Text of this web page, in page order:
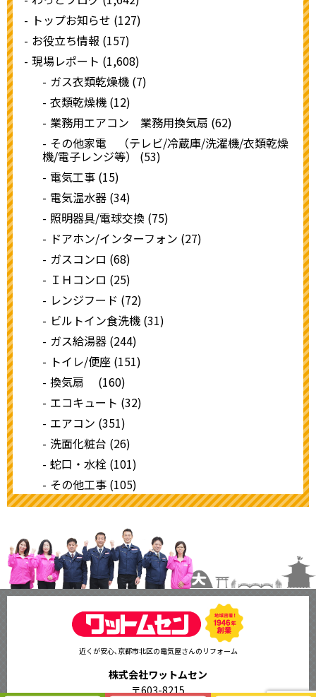
トップお知らせ (127)
お役立ち情報 (157)
現場レポート (1,608)
ガス衣類乾燥機 (7)
衣類乾燥機 (12)
業務用エアコン 業務用換気扇 (62)
その他家電 （テレビ/冷蔵庫/洗濯機/衣類乾燥
機/電子レンジ等） (53)
電気工事 (15)
電気温水器 (34)
照明器具/電球交換 (75)
ドアホン/インターフォン (27)
ガスコンロ (68)
ＩＨコンロ (25)
レンジフード (72)
ビルトイン食洗機 (31)
ガス給湯器 (244)
トイレ/便座 (151)
換気扇 (160)
エコキュート (32)
エアコン (351)
洗面化粧台 (26)
蛇口・水栓 (101)
その他工事 (105)
近くが安心､京都市北区の電気屋さんのリフォーム
株式会社ワットムセン
〒603-8215